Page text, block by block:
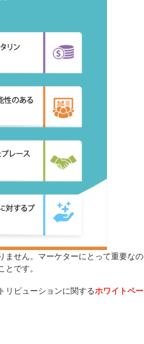
ません。マーケターにとって重要なの
です。
リビューションに関するホワイトペー